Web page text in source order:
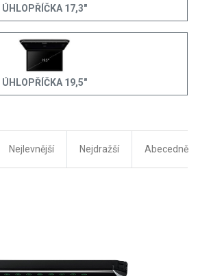
ÚHLOPŘÍČKA 17,3"
ÚHLOPŘÍČKA 19,5"
Nejlevnější Nejdražší Abecedně